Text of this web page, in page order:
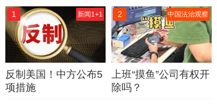
1 新闻1+1
反制美国！中方公布5
项措施
2 中国法治观察
上班“摸鱼”公司有权开
除吗？